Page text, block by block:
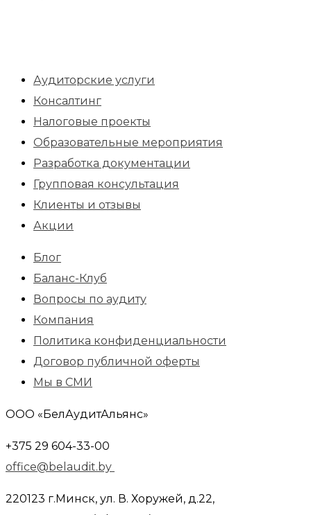
Аудиторские услуги
Консалтинг
Налоговые проекты
Образовательные мероприятия
Разработка документации
Групповая консультация
Клиенты и отзывы
Акции
Блог
Баланс-Клуб
Вопросы по аудиту
Компания
Политика конфиденциальности
Договор публичной оферты
Мы в СМИ
ООО «БелАудитАльянс»
+375 29 604-33-00
office@belaudit.by
220123 г.Минск, ул. В. Хоружей, д.22,